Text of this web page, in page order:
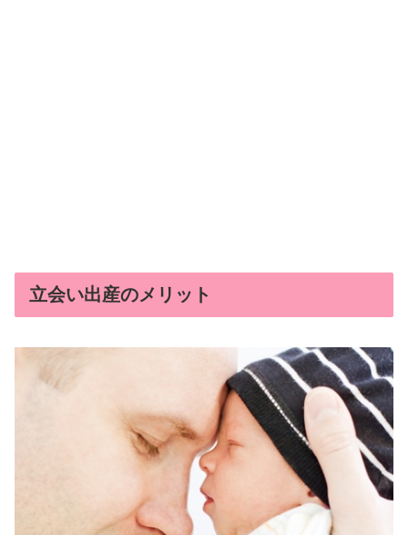
立会い出産のメリット